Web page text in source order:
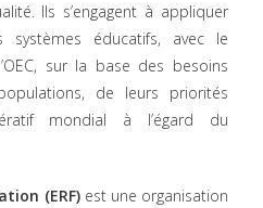
. Ils s’engagent à appliquer
systèmes éducatifs, avec le
sur la base des besoins
de leurs priorités
mondial à l’égard du
(ERF)est une organisation